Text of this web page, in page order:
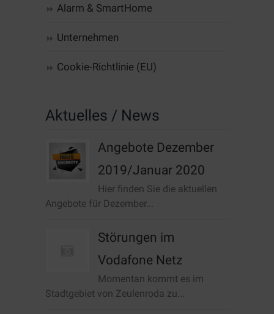
Alarm & SmartHome
Unternehmen
Cookie-Richtlinie (EU)
Aktuelles / News
Angebote Dezember
2019/Januar 2020
Hier finden Sie die aktuellen
Angebote für Dezember...
Störungen im
Vodafone Netz
Momentan kommt es im
Stadtgebiet von Zeulenroda zu...